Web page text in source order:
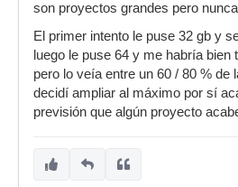
son proyectos grandes pero
El primer intento le puse 32 gb y
luego le puse 64 y me habría bien
pero lo veía entre un 60 / 80 % de
decidí ampliar al máximo por sí
previsión que algún proyecto